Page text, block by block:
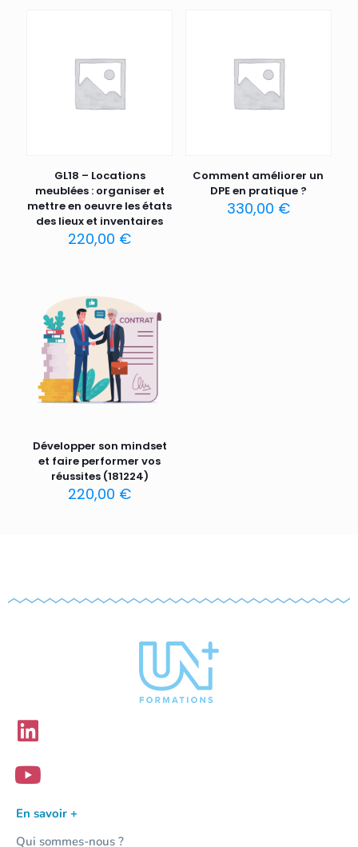
GL18 – Locations
meublées : organiser et
mettre en oeuvre les états
des lieux et inventaires
220,00 €
Comment améliorer un
DPE en pratique ?
330,00 €
Développer son mindset
et faire performer vos
réussites (181224)
220,00 €
En savoir +
Qui sommes-nous ?